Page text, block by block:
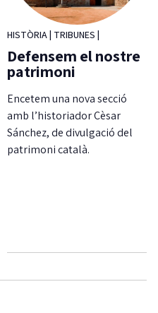
HISTÒRIA| TRIBUNES |
Defensem el nostre
patrimoni
Encetem una nova secció
amb l’historiador Cèsar
Sánchez, de divulgació del
patrimoni català.